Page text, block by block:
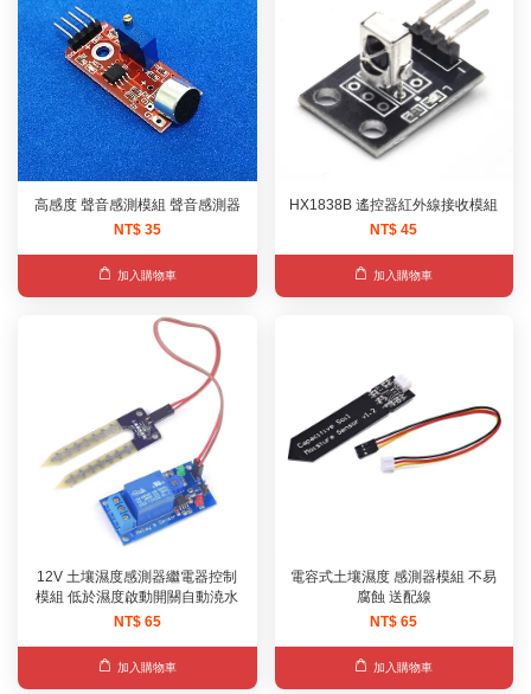
高感度 聲音感測模組 聲音感測器
NT$ 35
加入購物車
HX1838B 遙控器紅外線接收模組
NT$ 45
加入購物車
12V 土壤濕度感測器繼電器控制
模組 低於濕度啟動開關自動澆水
NT$ 65
加入購物車
電容式土壤濕度 感測器模組 不易
腐蝕 送配線
NT$ 65
加入購物車